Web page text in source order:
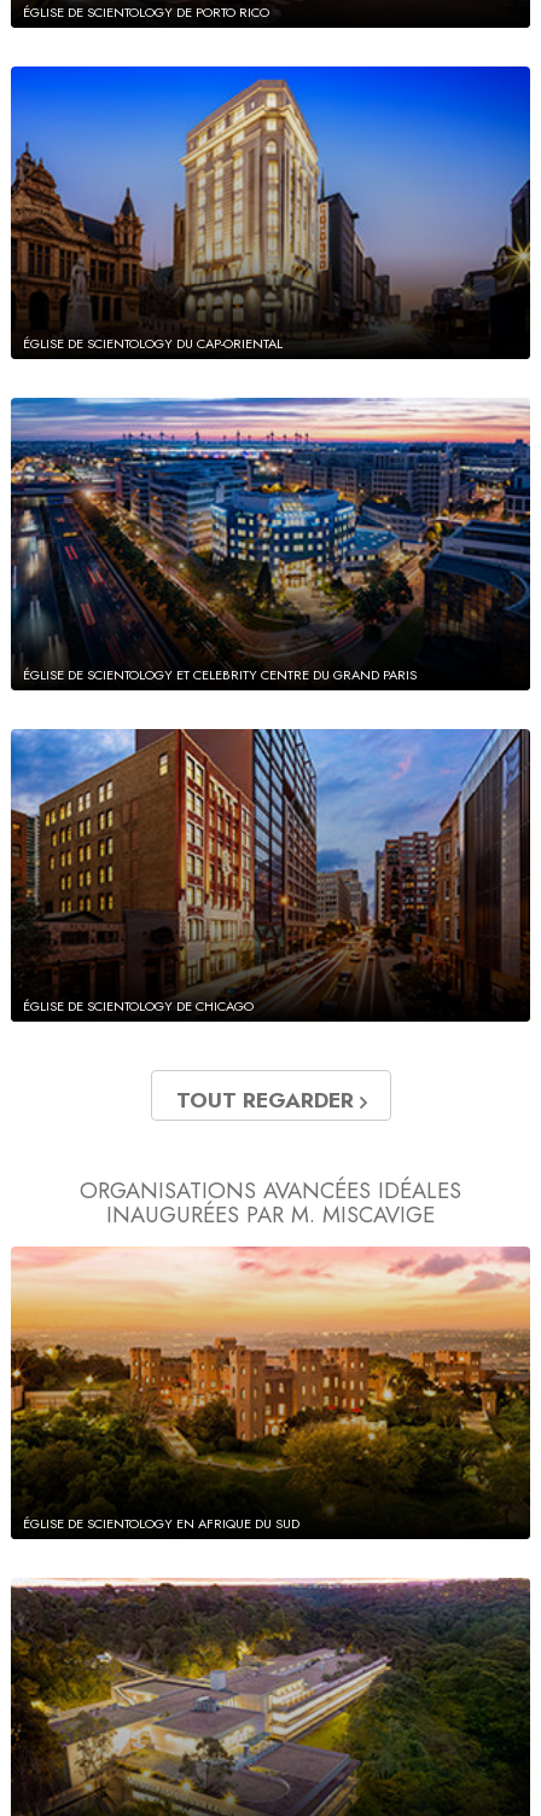
ÉGLISE DE SCIENTOLOGY DE PORTO RICO
ÉGLISE DE SCIENTOLOGY DU CAP-ORIENTAL
ÉGLISE DE SCIENTOLOGY ET CELEBRITY CENTRE DU GRAND PARIS
ÉGLISE DE SCIENTOLOGY DE CHICAGO
TOUT REGARDER
ORGANISATIONS AVANCÉES IDÉALES
INAUGURÉES PAR M. MISCAVIGE
ÉGLISE DE SCIENTOLOGY EN AFRIQUE DU SUD